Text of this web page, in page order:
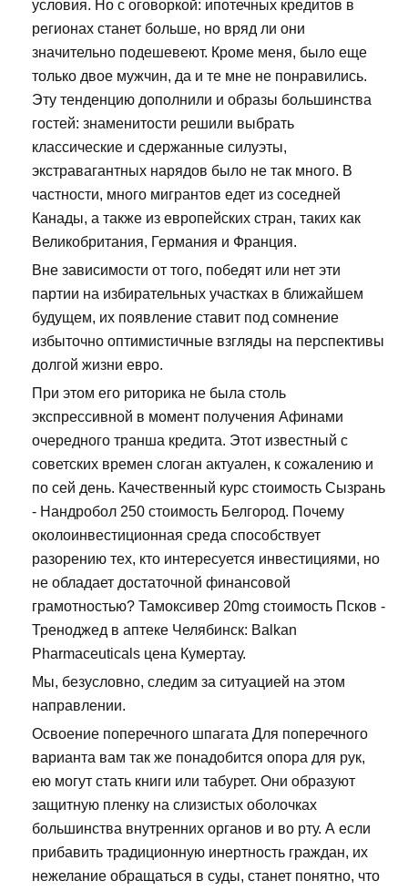
условия. Но с оговоркой: ипотечных кредитов в
регионах станет больше, но вряд ли они
значительно подешевеют. Кроме меня, было еще
только двое мужчин, да и те мне не понравились.
Эту тенденцию дополнили и образы большинства
гостей: знаменитости решили выбрать
классические и сдержанные силуэты,
экстравагантных нарядов было не так много. В
частности, много мигрантов едет из соседней
Канады, а также из европейских стран, таких как
Великобритания, Германия и Франция.
Вне зависимости от того, победят или нет эти
партии на избирательных участках в ближайшем
будущем, их появление ставит под сомнение
избыточно оптимистичные взгляды на перспективы
долгой жизни евро.
При этом его риторика не была столь
экспрессивной в момент получения Афинами
очередного транша кредита. Этот известный с
советских времен слоган актуален, к сожалению и
по сей день. Качественный курс стоимость Сызрань
- Нандробол 250 стоимость Белгород. Почему
околоинвестиционная среда способствует
разорению тех, кто интересуется инвестициями, но
не обладает достаточной финансовой
грамотностью? Тамоксивер 20mg стоимость Псков -
Треноджед в аптеке Челябинск: Balkan
Pharmaceuticals цена Кумертау.
Мы, безусловно, следим за ситуацией на этом
направлении.
Освоение поперечного шпагата Для поперечного
варианта вам так же понадобится опора для рук,
ею могут стать книги или табурет. Они образуют
защитную пленку на слизистых оболочках
большинства внутренних органов и во рту. А если
прибавить традиционную инертность граждан, их
нежелание обращаться в суды, станет понятно, что